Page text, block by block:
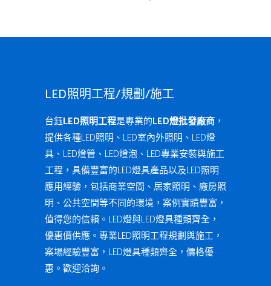
LED照明工程/規劃/施工
台鈺LED照明工程是專業的LED燈批發廠商 ，
提供各種LED照明、LED室內外照明、LED燈
具、LED燈管、LED燈泡、LED專業安裝與施工
工程，具備豐富的LED燈具產品以及LED照明
應用經驗，包括商業空間、居家照明、廠房照
明、公共空間等不同的環境，案例實蹟豐富，
值得您的信賴。LED燈與LED燈具種類齊全，
優惠價供應。專業LED照明工程規劃與施工，
案場經驗豐富，LED燈具種類齊全，價格優
惠。歡迎洽詢。